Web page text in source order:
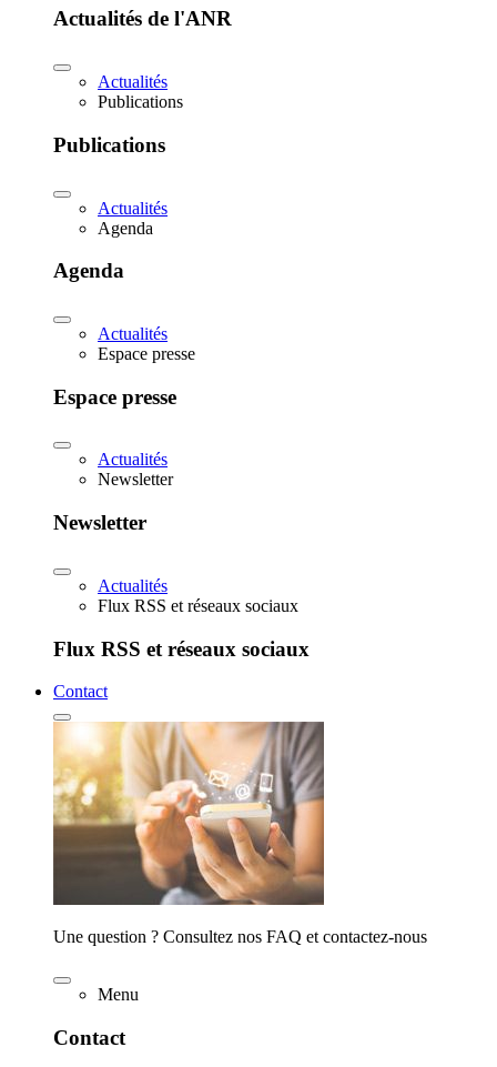
Actualités de l'ANR
Actualités
Publications
Publications
Actualités
Agenda
Agenda
Actualités
Espace presse
Espace presse
Actualités
Newsletter
Newsletter
Actualités
Flux RSS et réseaux sociaux
Flux RSS et réseaux sociaux
Contact
Une question ? Consultez nos FAQ et contactez-nous
Menu
Contact